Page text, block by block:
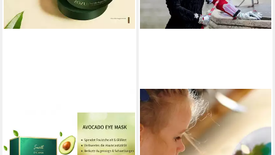
Feuchtigkeitsspendende
ZOZU-Augenmaske mit
RELAXDAYS
Kostüm Maske weiß 20er Set
19,99 €
UVP 39,99 €